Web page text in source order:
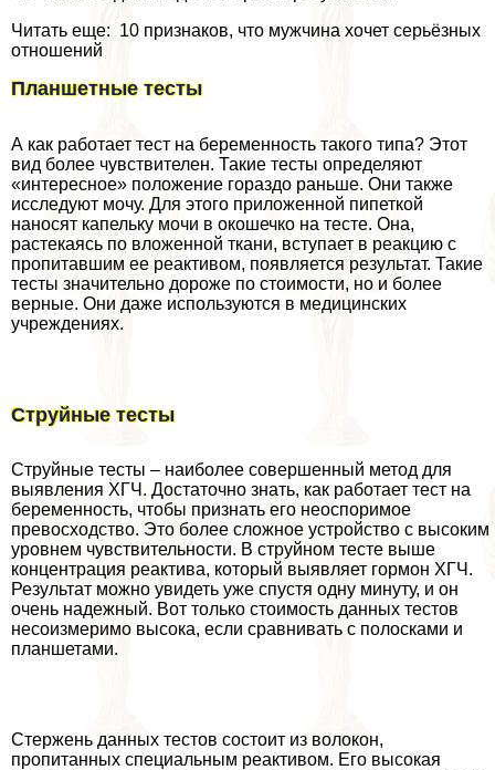
Читать еще: 10 признаков, что мужчина хочет серьёзных
отношений
Планшетные тесты
А как работает тест на беременность такого типа? Этот
вид более чувствителен. Такие тесты определяют
«интересное» положение гораздо раньше. Они также
исследуют мочу. Для этого приложенной пипеткой
наносят капельку мочи в окошечко на тесте. Она,
растекаясь по вложенной ткани, вступает в реакцию с
пропитавшим ее реактивом, появляется результат. Такие
тесты значительно дороже по стоимости, но и более
верные. Они даже используются в медицинских
учреждениях.
Струйные тесты
Струйные тесты – наиболее совершенный метод для
выявления ХГЧ. Достаточно знать, как работает тест на
беременность, чтобы признать его неоспоримое
превосходство. Это более сложное устройство с высоким
уровнем чувствительности. В струйном тесте выше
концентрация реактива, который выявляет гормон ХГЧ.
Результат можно увидеть уже спустя одну минуту, и он
очень надежный. Вот только стоимость данных тестов
несоизмеримо высока, если сравнивать с полосками и
планшетами.
Стержень данных тестов состоит из волокон,
пропитанных специальным реактивом. Его высокая